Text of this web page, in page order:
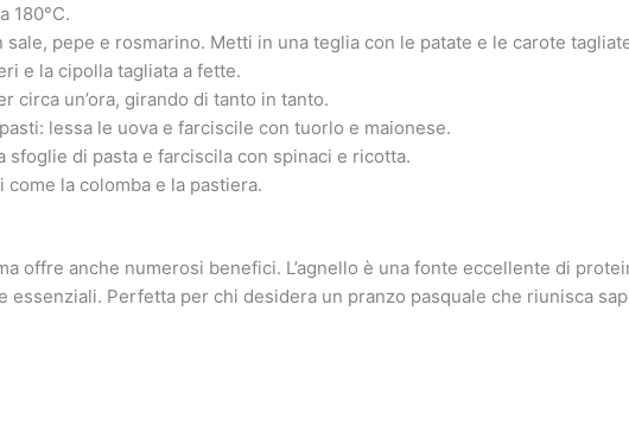
180°C.
sale, pepe e rosmarino. Metti in una teglia con le patate e le carote
e la cipolla tagliata a fette.
circa un’ora, girando di tanto in tanto.
lessa le uova e farciscile con tuorlo e maionese.
sfoglie di pasta e farciscila con spinaci e ricotta.
la colomba e la pastiera.
offre anche numerosi benefici. L’agnello è una fonte eccellente di
essenziali. Perfetta per chi desidera un pranzo pasquale che riunisca